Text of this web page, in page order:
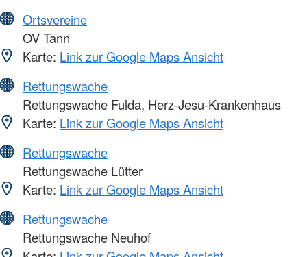
Ortsvereine
OV Tann
Karte: Link zur Google Maps Ansicht
Rettungswache
Rettungswache Fulda, Herz-Jesu-Krankenhaus
Karte: Link zur Google Maps Ansicht
Rettungswache
Rettungswache Lütter
Karte: Link zur Google Maps Ansicht
Rettungswache
Rettungswache Neuhof